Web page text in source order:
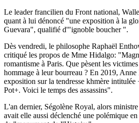
Le leader francilien du Front national,
quant à lui dénoncé "une exposition à la
Guevara", qualifié d'"ignoble boucher ".
Dès vendredi, le philosophe Raphaël
critiqué les propos de Mme Hidalgo:
romantisme à Paris. Que pèsent les
hommage à leur bourreau ? En 2019,
exposition sur la tendresse khmère intitulée
Pot+. Voici le temps des assassins".
L'an dernier, Ségolène Royal, alors
avait elle aussi déclenché une polémique